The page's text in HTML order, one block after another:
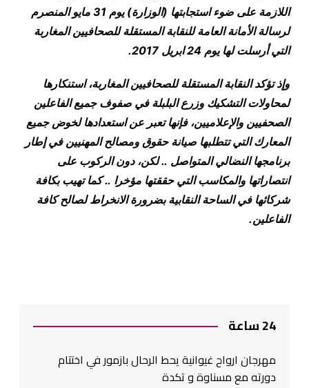
اللازمة على ضوء استجابتها (الوزارة) يوم 31 مايو المنصرم
لرسالة الأمانة العامة للنقابة المستقلة للصحافيين المغاربة
التي أرسلت لها يوم 24 ابريل 2017
.
وإذ تؤكد النقابة المستقلة للصحافيين المغاربة، استنكارها
لمحاولات التشكيك وزرع البلبلة في صفوف جميع الفاعلين
الصحفيين والإعلاميين، فإنها تعبر عن استعدادها لخوض جميع
المعارك التي تتطلبها صيانة حقوق ومصالح المهنيين في إطار
برنامجها النضالي المتواصل .. لكن، دون الركوب على
انتصاراتها والمكاسب التي حققتها مؤخرا .. كما تهيب بكافة
شركائها في الساحة النقابية بضرورة الانخراط لصالح كافة
الفاعلين.
24 ساعة
مهرجان ارواح غيوانية يحط الرحال بازمور في اختتام
دورته مع مسناوة و تكدة